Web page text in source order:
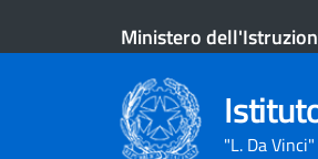
Ministero
"L. Da